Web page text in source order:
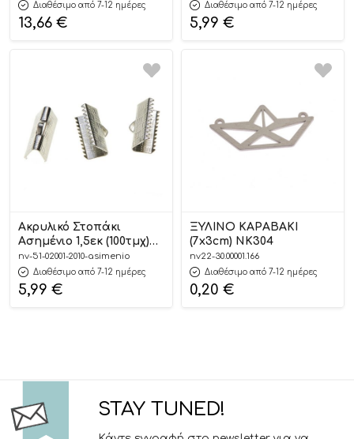
Διαθέσιμο από 7-12 ημέρες
13,66 €
Διαθέσιμο από 7-12 ημέρες
5,99 €
Ακρυλικό Στοπάκι
Ασημένιο 1,5εκ (100τμχ)
NU2010
nv-51-02001-2010-asimenio
Διαθέσιμο από 7-12 ημέρες
5,99 €
ΞΥΛΙΝΟ ΚΑΡΑΒΑΚΙ
(7x3cm) ΝΚ304
nv22-30.00001.166
Διαθέσιμο από 7-12 ημέρες
0,20 €
STAY TUNED!